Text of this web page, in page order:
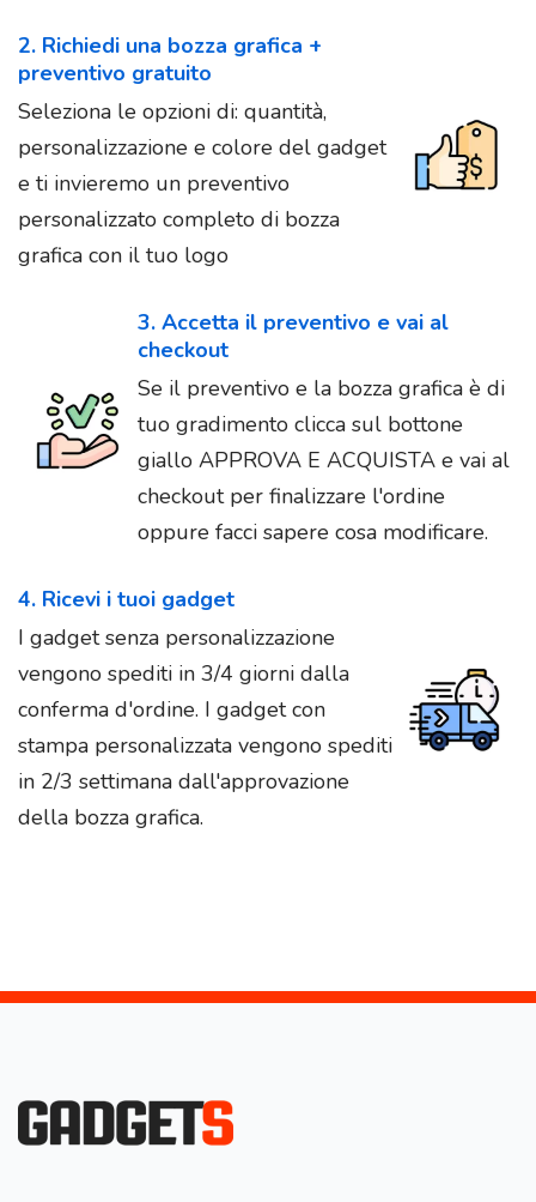
2. Richiedi una bozza grafica +
preventivo gratuito
Seleziona le opzioni di: quantità,
personalizzazione e colore del gadget
e ti invieremo un preventivo
personalizzato completo di bozza
grafica con il tuo logo
3. Accetta il preventivo e vai al
checkout
Se il preventivo e la bozza grafica è di
tuo gradimento clicca sul bottone
giallo APPROVA E ACQUISTA e vai al
checkout per finalizzare l'ordine
oppure facci sapere cosa modificare.
4. Ricevi i tuoi gadget
I gadget senza personalizzazione
vengono spediti in 3/4 giorni dalla
conferma d'ordine. I gadget con
stampa personalizzata vengono spediti
in 2/3 settimana dall'approvazione
della bozza grafica.